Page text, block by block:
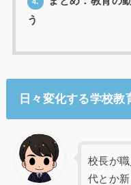
う
日々変化する学校教
校長が
代とか